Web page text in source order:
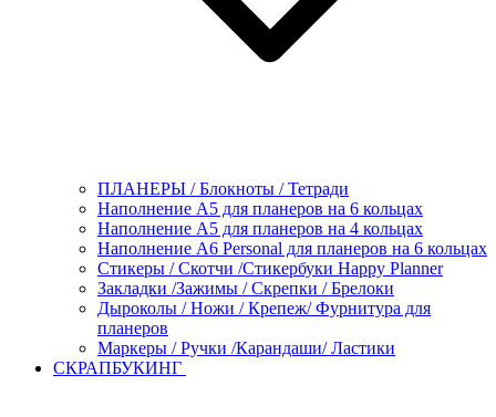
ПЛАНЕРЫ / Блокноты / Тетради
Наполнение А5 для планеров на 6 кольцах
Наполнение А5 для планеров на 4 кольцах
Наполнение А6 Personal для планеров на 6 кольцах
Стикеры / Скотчи /Стикербуки Happy Planner
Закладки /Зажимы / Скрепки / Брелоки
Дыроколы / Ножи / Крепеж/ Фурнитура для
планеров
Маркеры / Ручки /Карандаши/ Ластики
СКРАПБУКИНГ